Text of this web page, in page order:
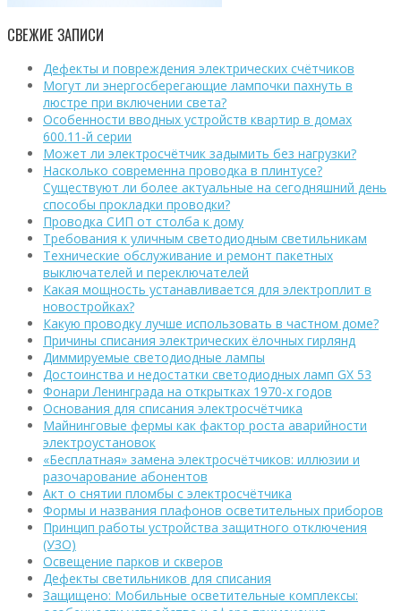
СВЕЖИЕ ЗАПИСИ
Дефекты и повреждения электрических счётчиков
Могут ли энергосберегающие лампочки пахнуть в
люстре при включении света?
Особенности вводных устройств квартир в домах
600.11-й серии
Может ли электросчётчик задымить без нагрузки?
Насколько современна проводка в плинтусе?
Существуют ли более актуальные на сегодняшний день
способы прокладки проводки?
Проводка СИП от столба к дому
Требования к уличным светодиодным светильникам
Технические обслуживание и ремонт пакетных
выключателей и переключателей
Какая мощность устанавливается для электроплит в
новостройках?
Какую проводку лучше использовать в частном доме?
Причины списания электрических ёлочных гирлянд
Диммируемые светодиодные лампы
Достоинства и недостатки светодиодных ламп GX 53
Фонари Ленинграда на открытках 1970-х годов
Основания для списания электросчётчика
Майнинговые фермы как фактор роста аварийности
электроустановок
«Бесплатная» замена электросчётчиков: иллюзии и
разочарование абонентов
Акт о снятии пломбы с электросчётчика
Формы и названия плафонов осветительных приборов
Принцип работы устройства защитного отключения
(УЗО)
Освещение парков и скверов
Дефекты светильников для списания
Защищено: Мобильные осветительные комплексы: